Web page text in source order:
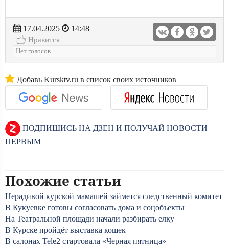
17.04.2025
14:48
Нравится
Нет голосов
Добавь Kursktv.ru в список своих источников
ПОДПИШИСЬ НА ДЗЕН И ПОЛУЧАЙ НОВОСТИ
ПЕРВЫМ
Похожие статьи
Нерадивой курской мамашей займется следственный комитет
В Кукуевке готовы согласовать дома и соцобъекты
На Театральной площади начали разбирать елку
В Курске пройдёт выставка кошек
В салонах Tele2 стартовала «Черная пятница»